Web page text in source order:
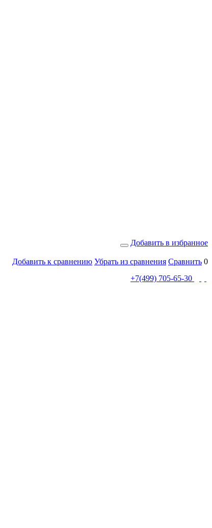
Добавить в избранное
Добавить к сравнению Убрать из сравнения Сравнить 0
+7(499) 705-65-30